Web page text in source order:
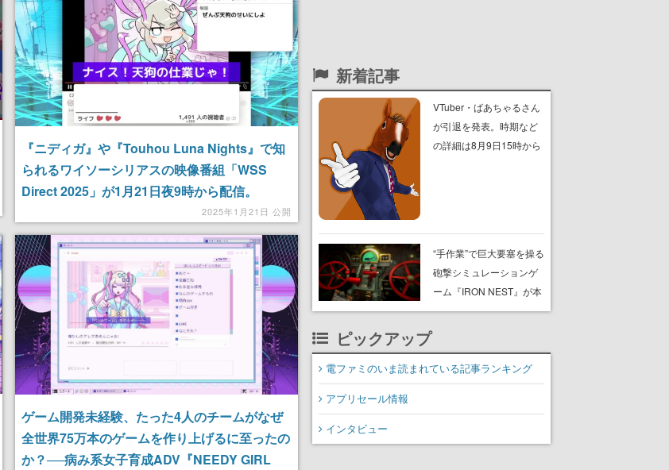
『ニディガ』や『Touhou Luna Nights』で知
られるワイソーシリアスの映像番組「WSS
Direct 2025」が1月21日夜9時から配信。
「WSS playground」レーベル作品を最大6割
引きでお得に買えるセールも開催中
2025年1月21日 公開
ゲーム開発未経験、たった4人のチームがなぜ
全世界75万本のゲームを作り上げるに至ったの
か？──病み系女子育成ADV『NEEDY GIRL
新着記事
VTuber・ばあちゃるさん
が引退を発表。時期など
の詳細は8月9日15時から
“手作業”で巨大要塞を操る
砲撃シミュレーションゲ
ーム『IRON NEST』が本
日8月7日Steamにてリリ
オペでこなし、強烈な一
撃をブチかませるロマン
ピックアップ
電ファミのいま読まれている記事ランキング
アプリセール情報
インタビュー